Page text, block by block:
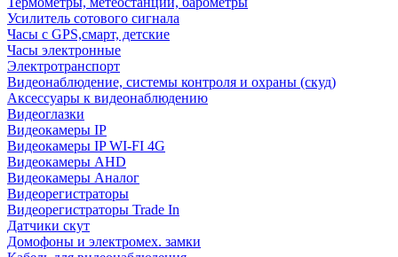
Усилитель сотового сигнала
Часы с GPS,смарт, детские
Часы электронные
Электротранспорт
Видеонаблюдение, системы контроля и охраны (скуд)
Аксессуары к видеонаблюдению
Видеоглазки
Видеокамеры IP
Видеокамеры IP WI-FI 4G
Видеокамеры AHD
Видеокамеры Аналог
Видеорегистраторы
Видеорегистраторы Trade In
Датчики скут
Домофоны и электромех. замки